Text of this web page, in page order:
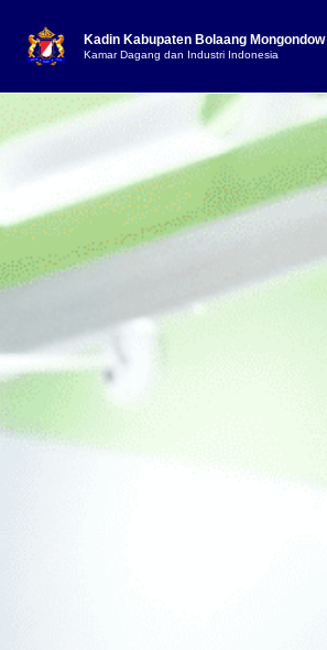
Kadin Kabupaten Bolaang Mongondow
Kamar Dagang dan Industri Indonesia